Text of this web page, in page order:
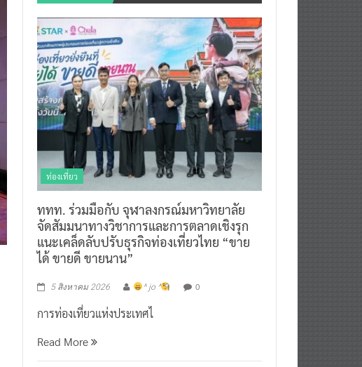
ท่องเที่ยว
ททท. ร่วมมือกับ จุฬาลงกรณ์มหาวิทยาลัย
จัดสัมมนาทางวิชาการและการตลาดเชิงรุก
แนะเคล็ดลับปรับธุรกิจท่องเที่ยวไทย “ขาย
ได้ ขายดี ขายนาน”
5 สิงหาคม 2026 ^ jo ^ 0
การท่องเที่ยวแห่งประเทศไ
Read More